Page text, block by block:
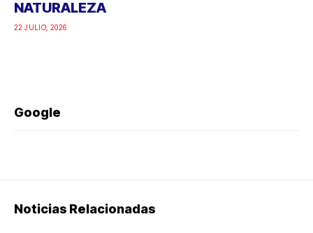
NATURALEZA
22 JULIO, 2026
Google
Noticias Relacionadas